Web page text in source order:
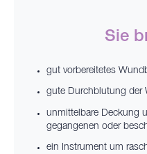
Sie
gut vorbereitetes
gute Durchblutung der
unmittelbare Deckung
gegangenen oder
ein Instrument um